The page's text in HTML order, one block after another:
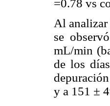
=0.78 vs
Al
se
mL/min
de los
y a 151 ±